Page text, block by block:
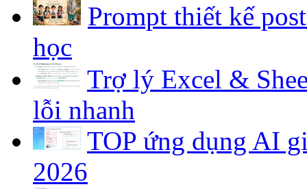
Prompt thiết kế
học
Trợ lý Excel &
lỗi nhanh
TOP ứng dụng AI
2026